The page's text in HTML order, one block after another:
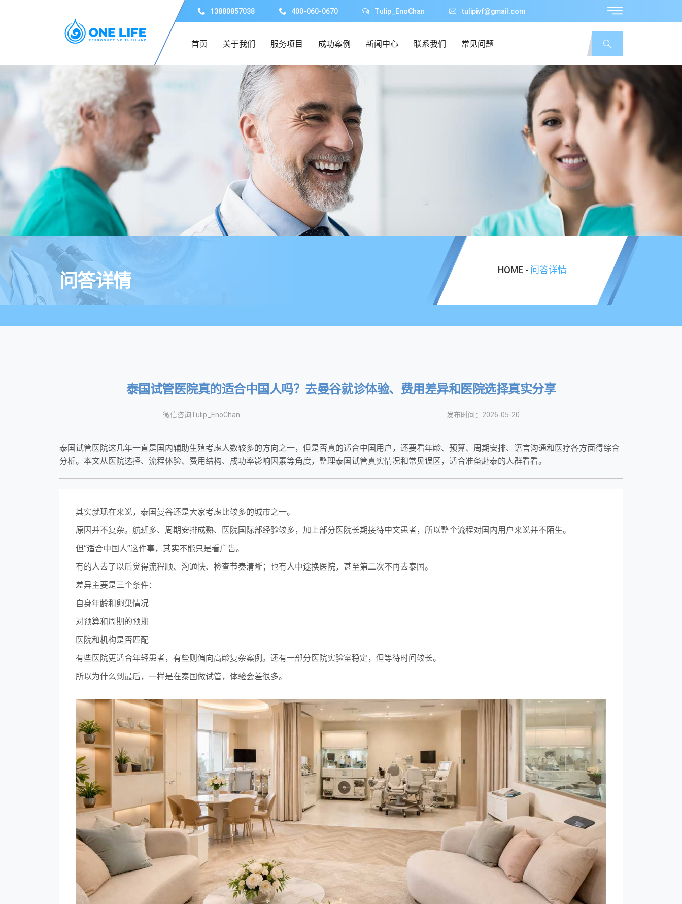
13880857038 400-060-0670 Tulip_EnoChan tulipivf@gmail.com
首页 关于我们 服务项目 成功案例 新闻中心 联系我们 常见问题
问答详情
HOME - 问答详情
泰国试管医院真的适合中国人吗？去曼谷就诊体验、费用差异和医院选择真实分享
微信咨询Tulip_EnoChan 发布时间：2026-05-20
泰国试管医院这几年一直是国内辅助生殖考虑人数较多的方向之一，但是否真的适合中国用户，还要看年龄、预算、周期安排、语言沟通和医疗各方面得综合
分析。本文从医院选择、流程体验、费用结构、成功率影响因素等角度，整理泰国试管真实情况和常见误区，适合准备赴泰的人群看看。
其实就现在来说，泰国曼谷还是大家考虑比较多的城市之一。
原因并不复杂。航班多、周期安排成熟、医院国际部经验较多，加上部分医院长期接待中文患者，所以整个流程对国内用户来说并不陌生。
但“适合中国人”这件事，其实不能只是看广告。
有的人去了以后觉得流程顺、沟通快、检查节奏清晰；也有人中途换医院，甚至第二次不再去泰国。
差异主要是三个条件：
自身年龄和卵巢情况
对预算和周期的预期
医院和机构是否匹配
有些医院更适合年轻患者，有些则偏向高龄复杂案例。还有一部分医院实验室稳定，但等待时间较长。
所以为什么到最后，一样是在泰国做试管，体验会差很多。